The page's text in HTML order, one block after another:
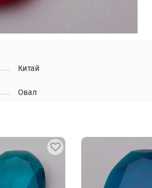
Китай
Овал